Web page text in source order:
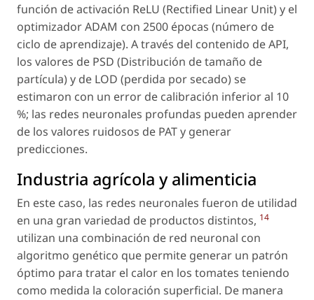
función de activación ReLU (Rectified Linear Unit) y el
optimizador ADAM con 2500 épocas (número de
ciclo de aprendizaje). A través del contenido de API,
los valores de PSD (Distribución de tamaño de
partícula) y de LOD (perdida por secado) se
estimaron con un error de calibración inferior al 10
%; las redes neuronales profundas pueden aprender
de los valores ruidosos de PAT y generar
predicciones.
Industria agrícola y alimenticia
En este caso, las redes neuronales fueron de utilidad
en una gran variedad de productos distintos, 14
utilizan una combinación de red neuronal con
algoritmo genético que permite generar un patrón
óptimo para tratar el calor en los tomates teniendo
como medida la coloración superficial. De manera